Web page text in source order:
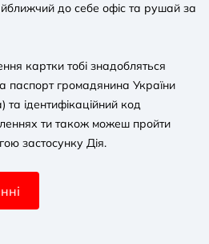
до себе офіс та рушай за
картки тобі знадобляться
паспорт громадянина України
ідентифікаційний код
ти також можеш пройти
застосунку Дія.